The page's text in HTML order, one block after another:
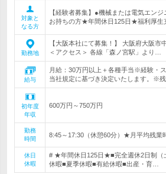
対象と
なる方
【経験者募集】●機械または電気エン
お持ちの方★年間休日125日★福利厚
勤務地
【大阪本社にて募集！】 大阪府大阪市
＜アクセス＞ 各線「森ノ宮駅」より…
給与
月給：30万円以上＋各種手当※経験・
当社規定に基づき決定いたします。※
初年度
年収
600万円～750万円
勤務
時間
8:45～17:30（休憩60分）★月平均残業
休日
休暇
# ★年間休日125日★■完全週休2日制（
休暇■夏季休暇■有給休暇■出産・育…